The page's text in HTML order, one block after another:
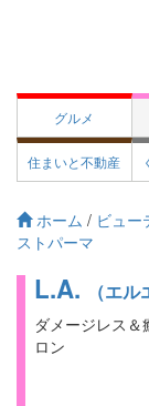
グルメ
住まいと不動産
ホーム / ビュー
ストパーマ
L.A. （エル
ダメージレス
ロン